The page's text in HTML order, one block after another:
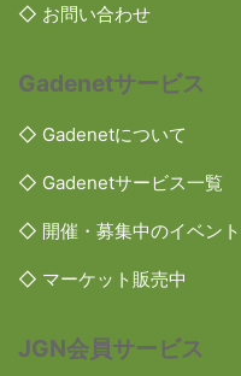
◇ お問い合わせ
Gadenetサービス
◇ Gadenetについて
◇ Gadenetサービス一覧
◇ 開催・募集中のイベント
◇ マーケット販売中
JGN会員サービス